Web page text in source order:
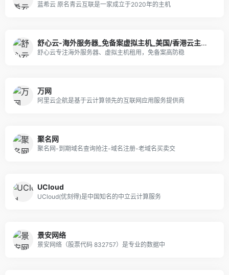
蓝希云 原名青云互联是一家成立于2020年的主机
舒心云-海外服务器_免备案虚拟主机_美国/香港云主机租用
舒心云专注海外服务器、虚拟主机租用，免备案高防稳
万网
阿里云企航是基于云计算领先的互联网应用服务提供商
聚名网
聚名网-到期域名查询抢注-域名注册-老域名买卖交
UCloud
UCloud(优刻得)是中国知名的中立云计算服务
景安网络
景安网络（股票代码 832757）是专业的数据中